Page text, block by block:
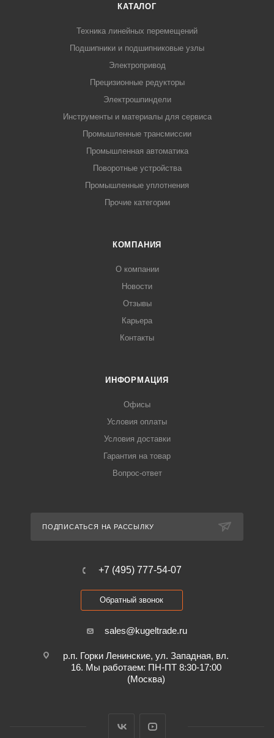
КАТАЛОГ
Техника линейных перемещений
Подшипники и подшипниковые узлы
Электропривод
Прецизионные редукторы
Электрошпиндели
Инструменты и материалы для сервиса
Промышленные трансмиссии
Промышленная автоматика
Поворотные устройства
Промышленные уплотнения
Прочие категории
КОМПАНИЯ
О компании
Новости
Отзывы
Карьера
Контакты
ИНФОРМАЦИЯ
Офисы
Условия оплаты
Условия доставки
Гарантия на товар
Вопрос-ответ
ПОДПИСАТЬСЯ НА РАССЫЛКУ
+7 (495) 777-54-07
Обратный звонок
sales@kugeltrade.ru
р.п. Горки Ленинские, ул. Западная, вл.
16. Мы работаем: ПН-ПТ 8:30-17:00
(Москва)